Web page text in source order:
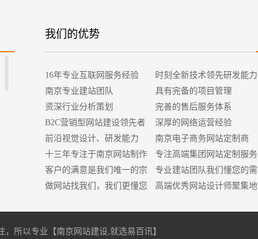
我们的优势
16年专业互联网服务经验
南京专业建站团队
资深行业分析策划
B2C营销型网站建设领先者
前沿视觉设计、研发能力
十三年专注于南京网站制作
客户的满意是我们唯一的宗
旨
做网站找我们，我们更懂您
时刻全新技术领先研发能力
具有完备的项目管理
完善的售后服务体系
深厚的网络运营经验
南京电子商务网站定制商
专注高端集团网站定制服务
专业建站团队我们懂您的需
求
高端优秀网站设计师聚集地
，所以专业【南京网站建设,就选易百讯】